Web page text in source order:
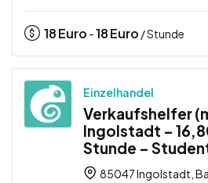
18Euro -18Euro / Stunde
Einzelhandel
Verkaufshelfer
Ingolstadt –
Stunde –
85047 Ingolstadt,